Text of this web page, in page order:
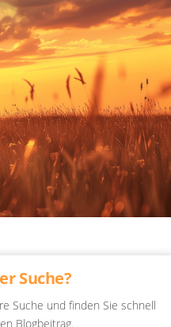
Suche?
Suche und finden Sie schnell
Blogbeitrag.